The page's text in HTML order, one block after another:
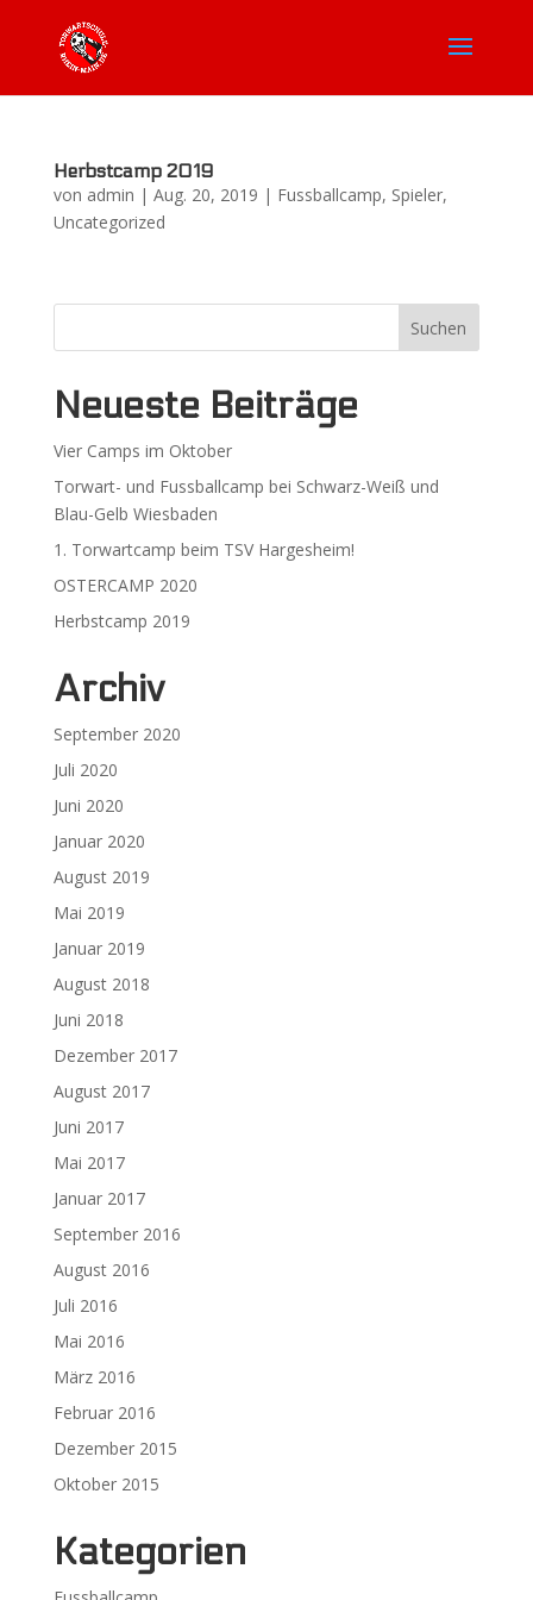
Herbstcamp 2019
von admin | Aug. 20, 2019 | Fussballcamp, Spieler,
Uncategorized
Neueste Beiträge
Vier Camps im Oktober
Torwart- und Fussballcamp bei Schwarz-Weiß und
Blau-Gelb Wiesbaden
1. Torwartcamp beim TSV Hargesheim!
OSTERCAMP 2020
Herbstcamp 2019
Archiv
September 2020
Juli 2020
Juni 2020
Januar 2020
August 2019
Mai 2019
Januar 2019
August 2018
Juni 2018
Dezember 2017
August 2017
Juni 2017
Mai 2017
Januar 2017
September 2016
August 2016
Juli 2016
Mai 2016
März 2016
Februar 2016
Dezember 2015
Oktober 2015
Kategorien